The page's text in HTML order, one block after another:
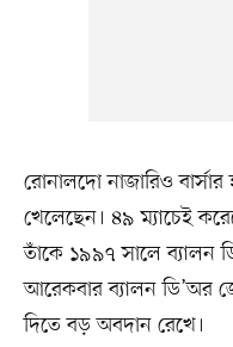
রোনালদো নাজারিও
খেলেছেন। ৪৯ ম্যাচেই
তাঁকে ১৯৯৭ সালে ব্যালন
আরেকবার ব্যালন ডি’অর
দিতে বড় অবদান রেখে।